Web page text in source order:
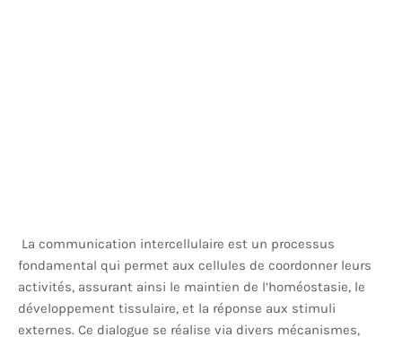
La communication intercellulaire est un processus
fondamental qui permet aux cellules de coordonner leurs
activités, assurant ainsi le maintien de l’homéostasie, le
développement tissulaire, et la réponse aux stimuli
externes. Ce dialogue se réalise via divers mécanismes,